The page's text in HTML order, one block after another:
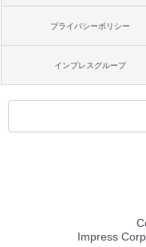
プライバシーポリシー
インプレスグループ
Impress